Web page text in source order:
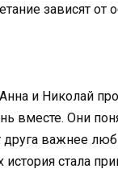
зависят от
и Николай
вместе. Они
друга важнее
история стала